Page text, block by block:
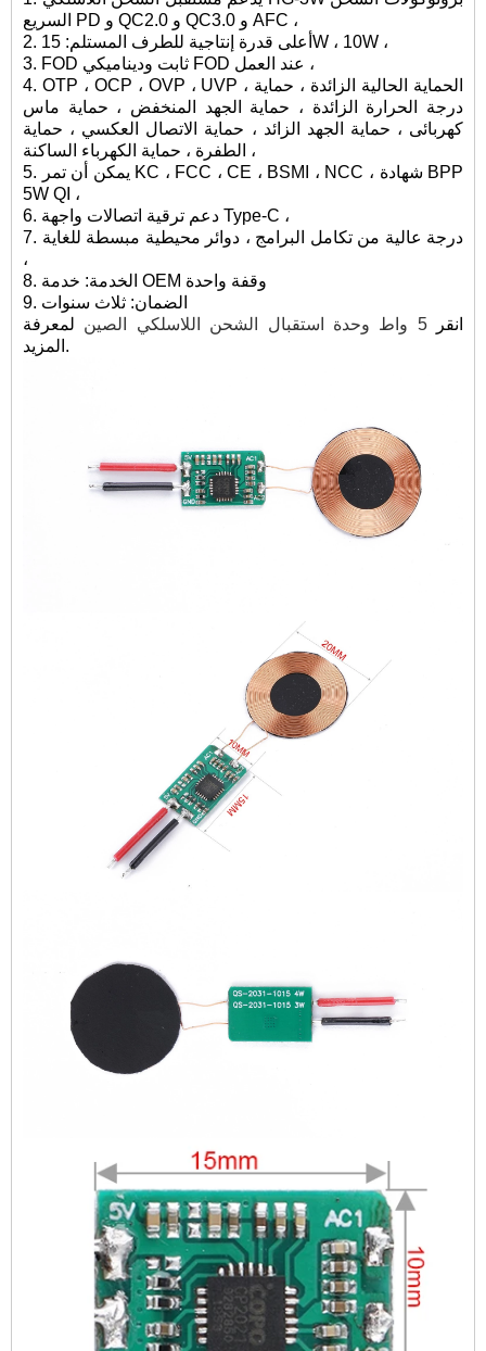
السريع PD و QC2.0 و QC3.0 و AFC ،
2. أعلى قدرة إنتاجية للطرف المستلم: 15W ، 10W ،
3. FOD ثابت وديناميكي FOD عند العمل ،
4. OTP ، OCP ، OVP ، UVP ، الحماية الحالية الزائدة ، حماية
درجة الحرارة الزائدة ، حماية الجهد المنخفض ، حماية ماس
كهربائى ، حماية الجهد الزائد ، حماية الاتصال العكسي ، حماية
الطفرة ، حماية الكهرباء الساكنة ،
5. يمكن أن تمر KC ، FCC ، CE ، BSMI ، NCC ، شهادة BPP
5W QI ،
6. دعم ترقية اتصالات واجهة Type-C ،
7. درجة عالية من تكامل البرامج ، دوائر محيطية مبسطة للغاية
،
8. الخدمة: خدمة OEM وقفة واحدة
9. الضمان: ثلاث سنوات
انقر5 واط وحدة استقبال الشحن اللاسلكي الصين
لمعرفة
المزيد.